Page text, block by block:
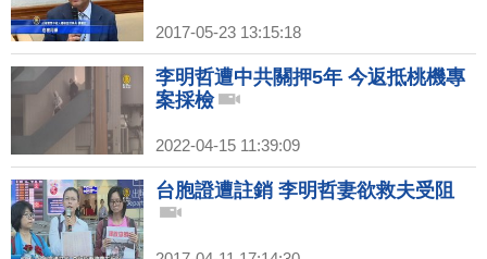
2017-05-23 13:15:18
李明哲遭中共關押5年 今返抵桃機專
案採檢
2022-04-15 11:39:09
台胞證遭註銷 李明哲妻欲救夫受阻